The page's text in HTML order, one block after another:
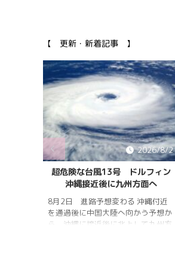
【 更新・新着記事 】
2026/8/2
超危険な台風13号 ドルフィン
沖縄接近後に九州方面へ
8月2日 進路予想変わる 沖縄付近
を通過後に中国大陸へ向かう予想か
ら、沖縄に接近後に北上して九州方